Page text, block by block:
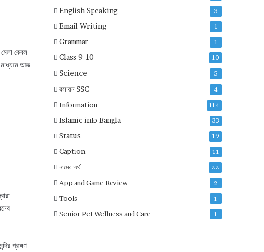
কেবল
মাধ্যমে আজ
প্রাঙ্গণ
English Speaking 3
Email Writing 1
Grammar 1
Class 9-10 10
Science 5
রসায়ন SSC 4
Information 114
Islamic info Bangla 33
Status 19
Caption 11
নামের অর্থ 22
App and Game Review 2
Tools 1
Senior Pet Wellness and Care 1